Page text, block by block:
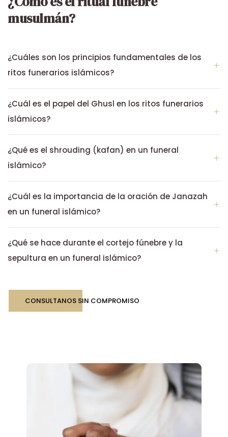
musulmán?
¿Cuáles son los principios fundamentales de los
ritos funerarios islámicos?
¿Cuál es el papel del Ghusl en los ritos funerarios
islámicos?
¿Qué es el shrouding (kafan) en un funeral
islámico?
¿Cuál es la importancia de la oración de Janazah
en un funeral islámico?
¿Qué se hace durante el cortejo fúnebre y la
sepultura en un funeral islámico?
CONSULTANOS SIN COMPROMISO